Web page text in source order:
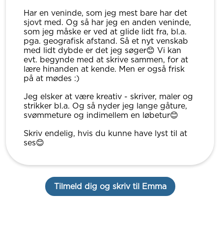
Har en veninde, som jeg mest bare har det
sjovt med. Og så har jeg en anden veninde,
som jeg måske er ved at glide lidt fra, bl.a.
pga. geografisk afstand. Så et nyt venskab
med lidt dybde er det jeg søger😊 Vi kan
evt. begynde med at skrive sammen, for at
lære hinanden at kende. Men er også frisk
på at mødes :)
Jeg elsker at være kreativ - skriver, maler og
strikker bl.a. Og så nyder jeg lange gåture,
svømmeture og indimellem en løbetur😊
Skriv endelig, hvis du kunne have lyst til at
ses😊
Tilmeld dig og skriv til Emma